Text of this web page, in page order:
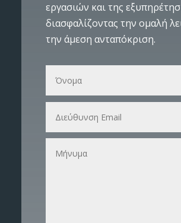
εργασιών και της
διασφαλίζοντας την ομαλή
την άμεση ανταπόκριση.